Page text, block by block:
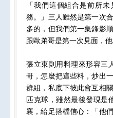
「我們這個組合是前所
務。」三人雖然是第一次
多的，但我們第一集錄影
跟歐弟哥是第一次見面，
張立東則用料理來形容三
哥，怎麼把這些料，炒出
群組，私底下彼此會互相
匹克球，雖然最後發現是
襄，給足搭檔信心：「他